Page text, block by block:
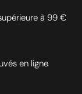
à 99 €
en ligne